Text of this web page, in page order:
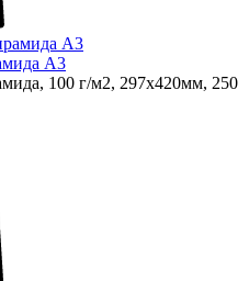
А3
100 г/м2, 297х420мм, 250